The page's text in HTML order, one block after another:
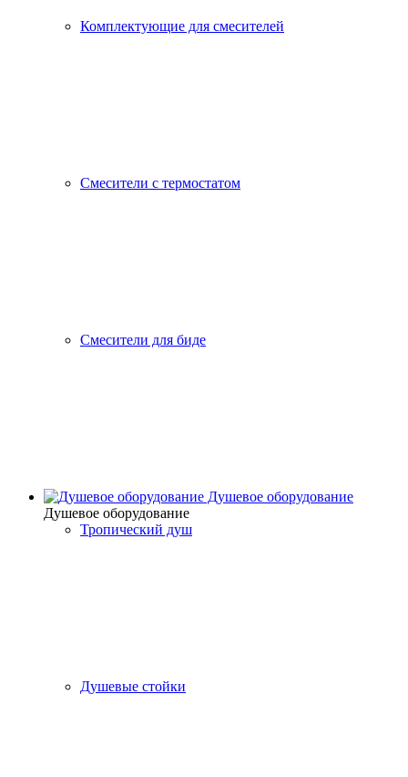
Комплектующие для смесителей
Смесители с термостатом
Смесители для биде
Душевое оборудование
Душевое оборудование
Тропический душ
Душевые стойки